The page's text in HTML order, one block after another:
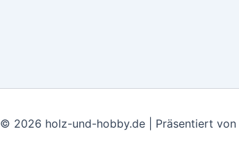
2026 holz-und-hobby.de | Präsentiert von